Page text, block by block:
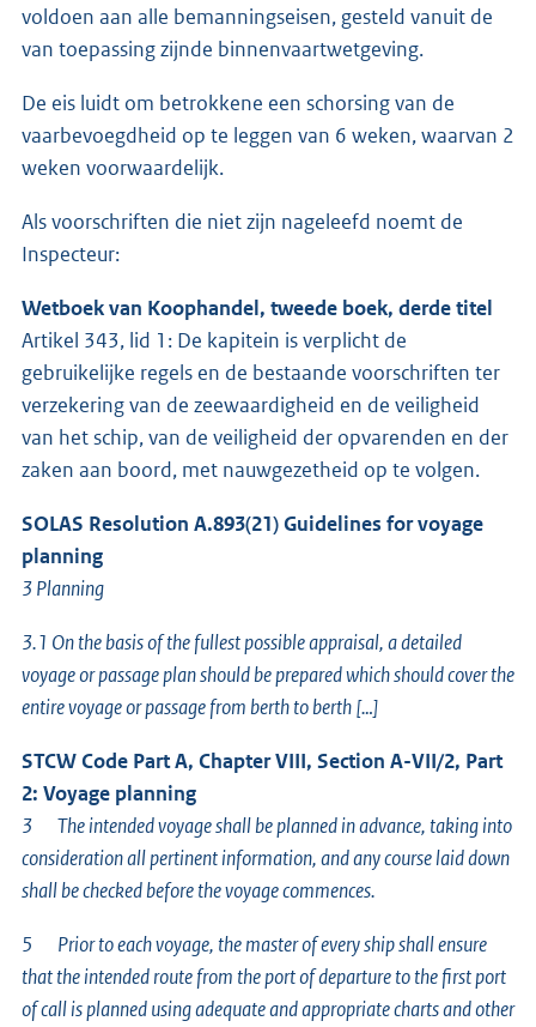
voldoen aan alle bemanningseisen, gesteld vanuit de
van toepassing zijnde binnenvaartwetgeving.
De eis luidt om betrokkene een schorsing van de
vaarbevoegdheid op te leggen van 6 weken, waarvan 2
weken voorwaardelijk.
Als voorschriften die niet zijn nageleefd noemt de
Inspecteur:
Wetboek van Koophandel, tweede boek, derde titel
Artikel 343, lid 1: De kapitein is verplicht de
gebruikelijke regels en de bestaande voorschriften ter
verzekering van de zeewaardigheid en de veiligheid
van het schip, van de veiligheid der opvarenden en der
zaken aan boord, met nauwgezetheid op te volgen.
SOLAS Resolution A.893(21) Guidelines for voyage
planning
3 Planning
3.1 On the basis of the fullest possible appraisal, a detailed
voyage or passage plan should be prepared which should cover the
entire voyage or passage from berth to berth […]
STCW Code Part A, Chapter VIII, Section A-VII/2, Part
2: Voyage planning
3 The intended voyage shall be planned in advance, taking into
consideration all pertinent information, and any course laid down
shall be checked before the voyage commences.
5 Prior to each voyage, the master of every ship shall ensure
that the intended route from the port of departure to the first port
of call is planned using adequate and appropriate charts and other